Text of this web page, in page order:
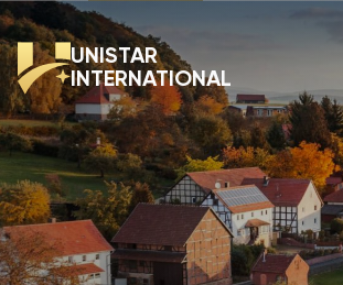
UNISTAR
INTERNATIONAL